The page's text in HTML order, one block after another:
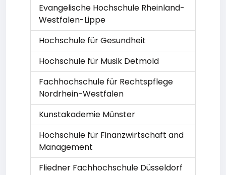
Evangelische Hochschule Rheinland-
Westfalen-Lippe
Hochschule für Gesundheit
Hochschule für Musik Detmold
Fachhochschule für Rechtspflege
Nordrhein-Westfalen
Kunstakademie Münster
Hochschule für Finanzwirtschaft and
Management
Fliedner Fachhochschule Düsseldorf